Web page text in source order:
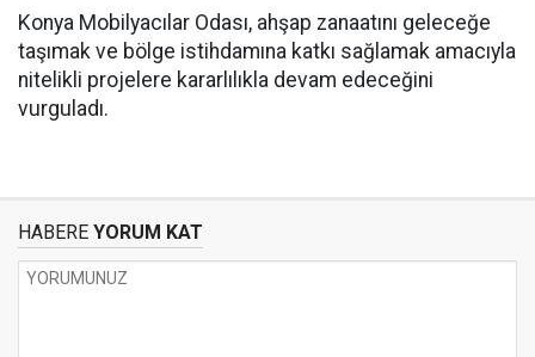
Konya Mobilyacılar Odası, ahşap zanaatını geleceğe
taşımak ve bölge istihdamına katkı sağlamak amacıyla
nitelikli projelere kararlılıkla devam edeceğini
vurguladı.
HABERE YORUM KAT